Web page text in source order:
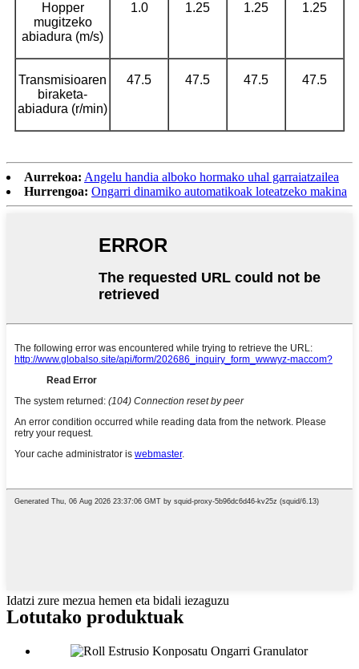
Hopper
mugitzeko
abiadura (m/s)
1.0 1.25 1.25 1.25
Transmisioaren
biraketa-
abiadura (r/min)
47.5 47.5 47.5 47.5
Aurrekoa: Angelu handia alboko hormako uhal garraiatzailea
Hurrengoa: Ongarri dinamiko automatikoak loteatzeko makina
Idatzi zure mezua hemen eta bidali iezaguzu
Lotutako produktuak